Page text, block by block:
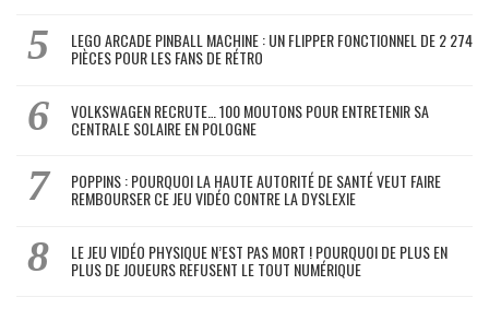
LEGO ARCADE PINBALL MACHINE : UN FLIPPER FONCTIONNEL DE 2 274
PIÈCES POUR LES FANS DE RÉTRO
VOLKSWAGEN RECRUTE… 100 MOUTONS POUR ENTRETENIR SA
CENTRALE SOLAIRE EN POLOGNE
POPPINS : POURQUOI LA HAUTE AUTORITÉ DE SANTÉ VEUT FAIRE
REMBOURSER CE JEU VIDÉO CONTRE LA DYSLEXIE
LE JEU VIDÉO PHYSIQUE N’EST PAS MORT ! POURQUOI DE PLUS EN
PLUS DE JOUEURS REFUSENT LE TOUT NUMÉRIQUE